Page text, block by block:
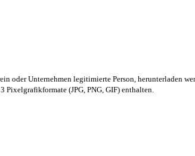
oder Unternehmen legitimierte Person, herunterladen
(JPG, PNG, GIF) enthalten.